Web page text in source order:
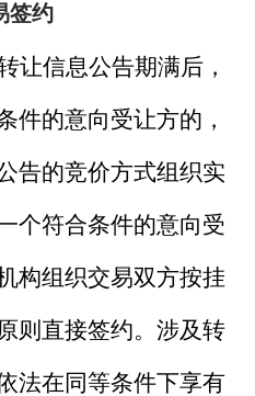
签约
让信息公告期满后，
件的意向受让方的，
告的竞价方式组织实
个符合条件的意向受
构组织交易双方按挂
则直接签约。涉及转
法在同等条件下享有